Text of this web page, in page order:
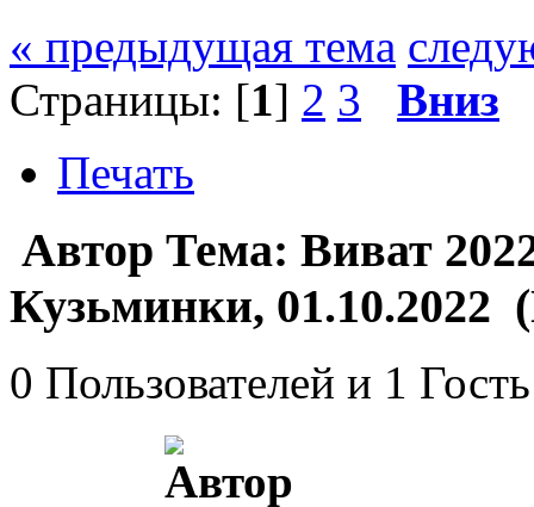
« предыдущая тема
Страницы: [1] 2 3
Вниз
Печать
Автор Тема: Виват
Кузьминки, 01.10.2022
0 Пользователей и 1